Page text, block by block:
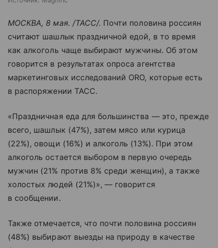
МОСКВА, 8 мая. /ТАСС/. Почти половина россиян
считают шашлык праздничной едой, в то время
как алкоголь чаще выбирают мужчины. Об этом
говорится в результатах опроса агентства
маркетинговых исследований ORO, которые есть
в распоряжении ТАСС.
«Праздничная еда для большинства — это, прежде
всего, шашлык (47%), затем мясо или курица
(22%), овощи (16%) и алкоголь (13%). При этом
алкоголь остается выбором в первую очередь
мужчин (21% против 8% среди женщин), а также
холостых людей (21%)», — говорится
в сообщении.
Также отмечается, что почти половина россиян
(48%) выбирают выезды на природу в качестве